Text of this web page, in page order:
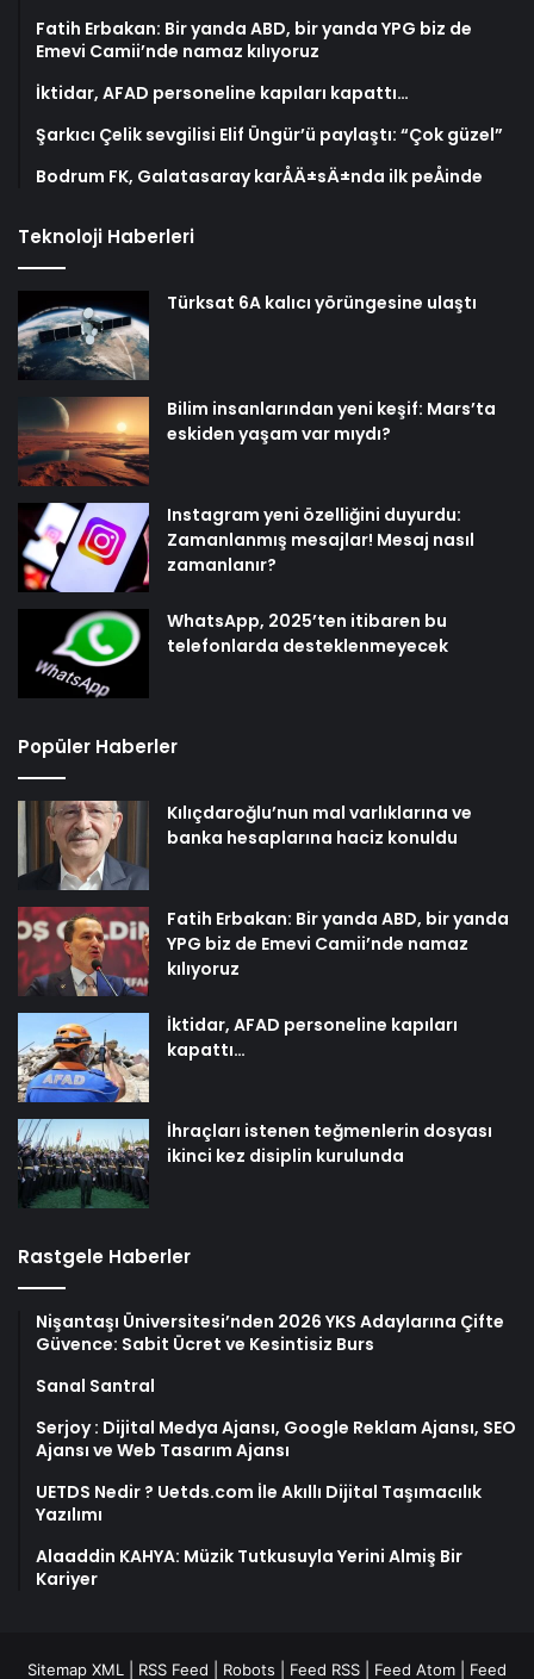
Fatih Erbakan: Bir yanda ABD, bir yanda YPG biz de
Emevi Camii’nde namaz kılıyoruz
İktidar, AFAD personeline kapıları kapattı…
Şarkıcı Çelik sevgilisi Elif Üngür’ü paylaştı: “Çok güzel”
Bodrum FK, Galatasaray karÅÄ±sÄ±nda ilk peÅinde
Teknoloji Haberleri
Türksat 6A kalıcı yörüngesine ulaştı
Bilim insanlarından yeni keşif: Mars’ta
eskiden yaşam var mıydı?
Instagram yeni özelliğini duyurdu:
Zamanlanmış mesajlar! Mesaj nasıl
zamanlanır?
WhatsApp, 2025’ten itibaren bu
telefonlarda desteklenmeyecek
Popüler Haberler
Kılıçdaroğlu’nun mal varlıklarına ve
banka hesaplarına haciz konuldu
Fatih Erbakan: Bir yanda ABD, bir yanda
YPG biz de Emevi Camii’nde namaz
kılıyoruz
İktidar, AFAD personeline kapıları
kapattı…
İhraçları istenen teğmenlerin dosyası
ikinci kez disiplin kurulunda
Rastgele Haberler
Nişantaşı Üniversitesi’nden 2026 YKS Adaylarına Çifte
Güvence: Sabit Ücret ve Kesintisiz Burs
Sanal Santral
Serjoy : Dijital Medya Ajansı, Google Reklam Ajansı, SEO
Ajansı ve Web Tasarım Ajansı
UETDS Nedir ? Uetds.com İle Akıllı Dijital Taşımacılık
Yazılımı
Alaaddin KAHYA: Müzik Tutkusuyla Yerini Almiş Bir
Kariyer
Sitemap XML RSS Feed Robots Feed RSS Feed Atom Feed